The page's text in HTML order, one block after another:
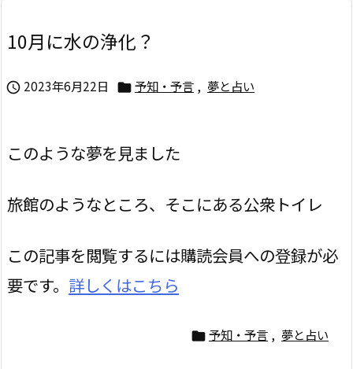
10月に水の浄化？
 2023年6月22日  予知・予言 , 夢と占い
このような夢を見ました
旅館のようなところ、そこにある公衆トイレ
この記事を閲覧するには購読会員への登録が必
要です。 詳しくはこちら
 予知・予言 , 夢と占い